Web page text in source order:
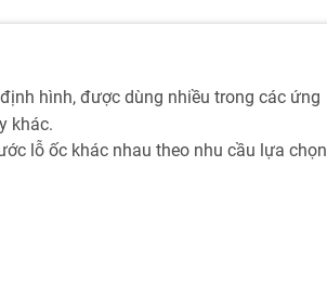
hình, được dùng nhiều trong các ứng
khác.
lỗ ốc khác nhau theo nhu cầu lựa chọn